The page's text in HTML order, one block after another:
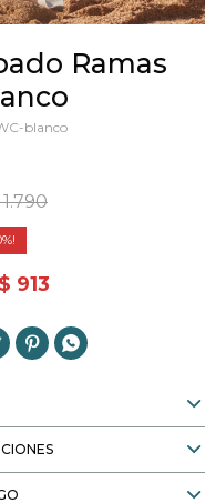
Ramas
blanco
1.790
$ 913
 